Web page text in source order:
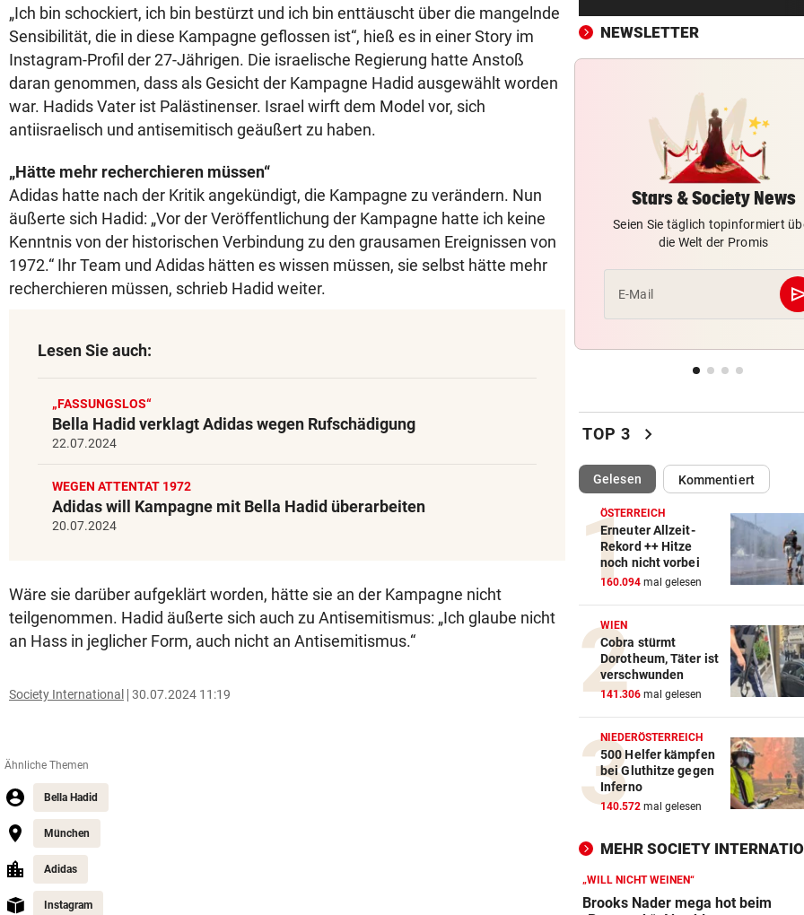
„Ich bin schockiert, ich bin bestürzt und ich bin enttäuscht über die mangelnde
Sensibilität, die in diese Kampagne geflossen ist“, hieß es in einer Story im
Instagram-Profil der 27-Jährigen. Die israelische Regierung hatte Anstoß
daran genommen, dass als Gesicht der Kampagne Hadid ausgewählt worden
war. Hadids Vater ist Palästinenser. Israel wirft dem Model vor, sich
antiisraelisch und antisemitisch geäußert zu haben.
„Hätte mehr recherchieren müssen“
Adidas hatte nach der Kritik angekündigt, die Kampagne zu verändern. Nun
äußerte sich Hadid: „Vor der Veröffentlichung der Kampagne hatte ich keine
Kenntnis von der historischen Verbindung zu den grausamen Ereignissen von
1972.“ Ihr Team und Adidas hätten es wissen müssen, sie selbst hätte mehr
recherchieren müssen, schrieb Hadid weiter.
Lesen Sie auch:
„FASSUNGSLOS“
Bella Hadid verklagt Adidas wegen Rufschädigung
22.07.2024
WEGEN ATTENTAT 1972
Adidas will Kampagne mit Bella Hadid überarbeiten
20.07.2024
Wäre sie darüber aufgeklärt worden, hätte sie an der Kampagne nicht
teilgenommen. Hadid äußerte sich auch zu Antisemitismus: „Ich glaube nicht
an Hass in jeglicher Form, auch nicht an Antisemitismus.“
Society International 30.07.2024 11:19
Ähnliche Themen
Bella Hadid
München
Adidas
Instagram
Montenegro 0:3!
Häfen stoppen
2. LIGA – 2. RUNDE
3:0! Absteiger BW Linz
Wacker Innsbruck ab
Hinterseer über VAR: „Ist ein
WEGEN CEUTA-KRISE vor 8
Spanien kontert: Jetzt
locken WAC-Goalie
BEI BARESI-ABSCHIED
Brasilien-Legende schockt
mit Mallet-Finger
KIND UND PARTNER TOT vor
Traktor-Unglück: Mutter
meldet sich zu Wort
STRATEGIE FEHLT vor
Schutz vor Drohnen?
hat keinen Plan
3:1 nach 0:1! Altach dreht
gegen WSG Tirol
KRITIK AUS POLITIK vor
Theater stellt Planschbecken
NACH WIEN AUF MYKONOS
Luxus am Meer! Sabalenka
NEWSLETTER
Stars & Society News
Seien Sie täglich topinformiert
die Welt der Promis
E-Mail
TOP 3 chevron_right
Gelesen(ausgewählt)Kommentiert
ÖSTERREICH
Erneuter Allzeit-
Rekord ++ Hitze
noch nicht vorbei
160.094 mal gelesen
WIEN
Cobra stürmt
Dorotheum, Täter ist
verschwunden
141.306 mal gelesen
NIEDERÖSTERREICH
500 Helfer kämpfen
bei Gluthitze gegen
Inferno
140.572 mal gelesen
MEHR SOCIETY
„WILL NICHT WEINEN“
Brooks Nader mega hot beim